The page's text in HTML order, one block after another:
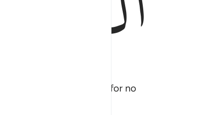
in the mercy of Allah, for no